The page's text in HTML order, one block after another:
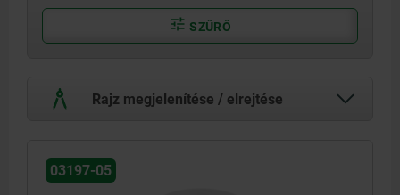
SZŰRŐ
Rajz megjelenítése / elrejtése
03197-05